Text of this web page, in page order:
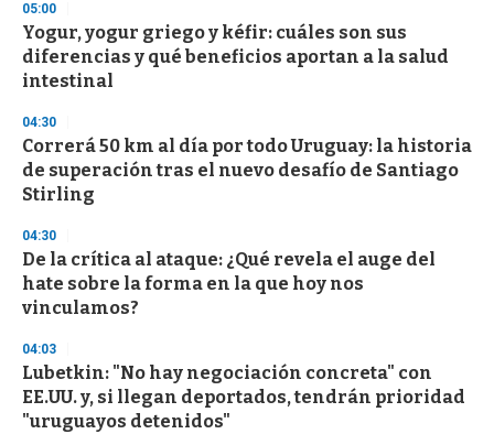
05:00
Yogur, yogur griego y kéfir: cuáles son sus
diferencias y qué beneficios aportan a la salud
intestinal
04:30
Correrá 50 km al día por todo Uruguay: la historia
de superación tras el nuevo desafío de Santiago
Stirling
04:30
De la crítica al ataque: ¿Qué revela el auge del
hate sobre la forma en la que hoy nos
vinculamos?
04:03
Lubetkin: "No hay negociación concreta" con
EE.UU. y, si llegan deportados, tendrán prioridad
"uruguayos detenidos"